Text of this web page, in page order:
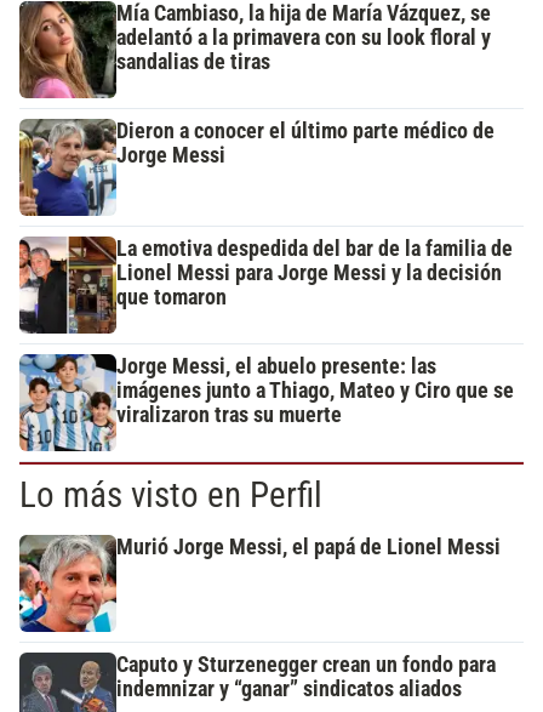
Mía Cambiaso, la hija de María Vázquez, se
adelantó a la primavera con su look floral y
sandalias de tiras
Dieron a conocer el último parte médico de
Jorge Messi
La emotiva despedida del bar de la familia de
Lionel Messi para Jorge Messi y la decisión
que tomaron
Jorge Messi, el abuelo presente: las
imágenes junto a Thiago, Mateo y Ciro que se
viralizaron tras su muerte
Lo más visto en Perfil
Murió Jorge Messi, el papá de Lionel Messi
Caputo y Sturzenegger crean un fondo para
indemnizar y “ganar” sindicatos aliados